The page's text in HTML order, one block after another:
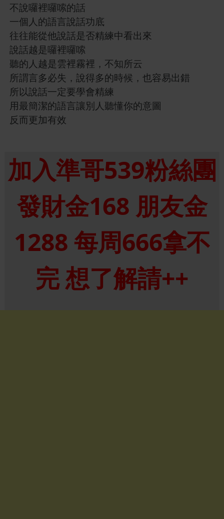
不說囉裡囉嗦的話
一個人的語言說話功底
往往能從他說話是否精練中看出來
說話越是囉裡囉嗦
聽的人越是雲裡霧裡，不知所云
所謂言多必失，說得多的時候，也容易出錯
所以說話一定要學會精練
用最簡潔的語言讓別人聽懂你的意圖
反而更加有效
加入準哥539粉絲團
發財金168 朋友金
1288 每周666拿不
完 想了解請++